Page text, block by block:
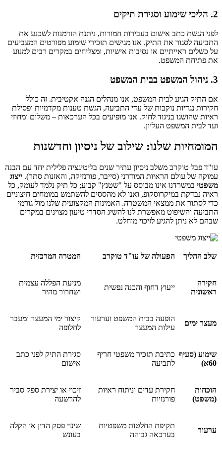
2. הליכי שימוע וסגירת תיקים
לפני הגשת כתב אישום בעבירות חמורות, ניתנת הזדמנות לשכנע את
התביעה לסגור את התיק. אנו מגישים תזכירי שימוע מפורטים המצביעים
על כשלים ראייתיים או נסיבות אישיות, ומצליחים במקרים רבים למנוע
את פתיחת המשפט.
3. ניהול המשפט בבית המשפט
אם התיק הגיע לבית המשפט, אנו מנהלים הגנה אקטיבית. זה כולל
חקירות נגדיות נוקבות של עדי התביעה, הגשת טענות מקדמיות ופסילת
ראיות שהושגו בניגוד לחוק. אנו מופיעים בכל הערכאות – משלום ומחוזי
ועד לבית המשפט העליון.
המומחיות שלנו: שילוב של ניסיון וחדשנות
עו"ד פבל טוקרב משלב ניסיון עתיר שנים בליטיגציה פלילית יחד עם הבנה
עמוקה של עולם הראיות המודרני (סייבר, פורנזיקה, והאזנות סתר). ייצוג
משפטי במשרדנו אינו מבוסס על "שטנץ" קבוע; כל תיק נלמד לעומק, כל
ראיה נבדקת במיקרוסקופ, ואנו לא מהססים להשתמש במומחים חיצוניים
כדי לסתור את ממצאי המשטרה. האמינות המקצועית שלנו מול גורמי
התביעה והשיפוט מאפשרת לנו להשיג הסדרי טיעון מצוינים במקרים
שבהם לא ניתן להגיע לזיכוי מוחלט.
שלב ההליך הפעולה של עו"ד טוקרב המטרה המרכזית
חקירה
ראשונית
ייעוץ דחוף והכנה נפשית
מניעת הפללה עצמית
ושחרור מהיר
מעצר ימים
הופעה בבית המשפט וערעור
עילות המעצר
קיצור ימי המעצר ומעבר
לחלופה
שימוע (סעיף
60א)
כתיבת תזכיר משפטי חריף
לתביעה
סגירת התיק לפני כתב
אישום
הוכחות
(משפט)
חקירת עדים וניתוח ראיות
פורנזיות
זיכוי או יצירת ספק סביר
להרשעה
ערעור
תקיפת החלטות משפטיות
בערכאה גבוהה
שינוי פסק הדין או הקלה
בעונש